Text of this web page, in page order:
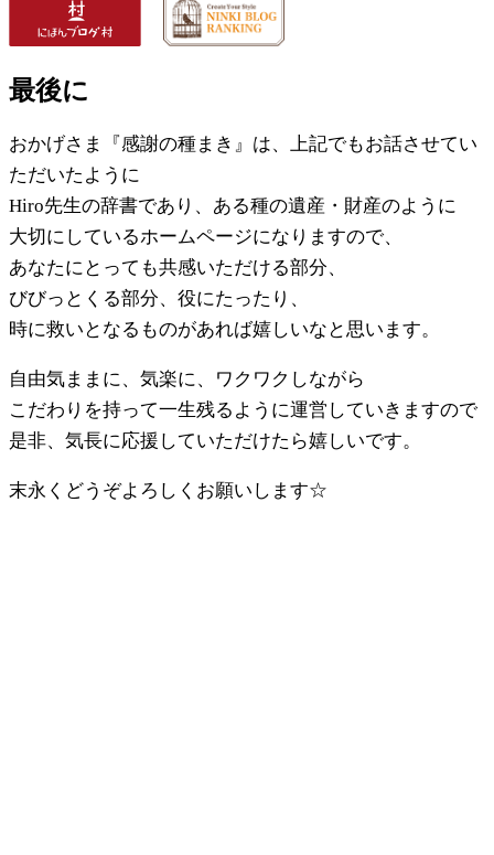
最後に
おかげさま『感謝の種まき』は、上記でもお話させてい
ただいたように
Hiro先生の辞書であり、ある種の遺産・財産のように
大切にしているホームページになりますので、
あなたにとっても共感いただける部分、
びびっとくる部分、役にたったり、
時に救いとなるものがあれば嬉しいなと思います。
自由気ままに、気楽に、ワクワクしながら
こだわりを持って一生残るように運営していきますので
是非、気長に応援していただけたら嬉しいです。
末永くどうぞよろしくお願いします☆